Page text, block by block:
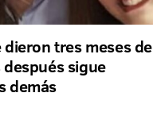
dieron tres meses de
sigue
demás